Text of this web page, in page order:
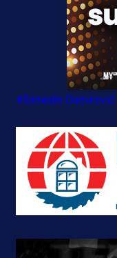
#Ermedin Demirović